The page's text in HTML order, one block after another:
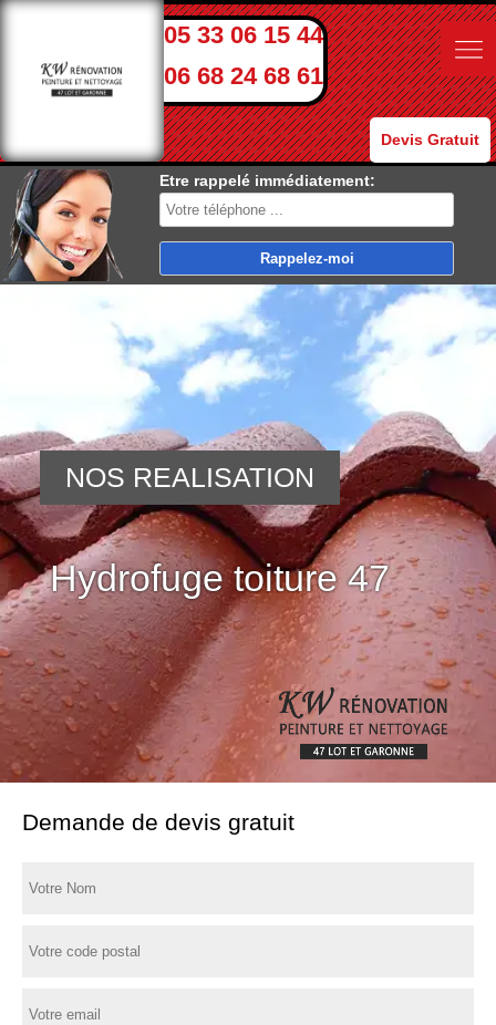
05 33 06 15 44
06 68 24 68 61
Devis Gratuit
Etre rappelé immédiatement:
Hydrofuge toiture 47
NOS REALISATION
Demande de devis gratuit